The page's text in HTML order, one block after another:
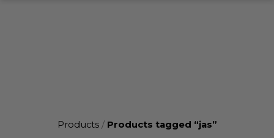
Products/ Products tagged “jas”